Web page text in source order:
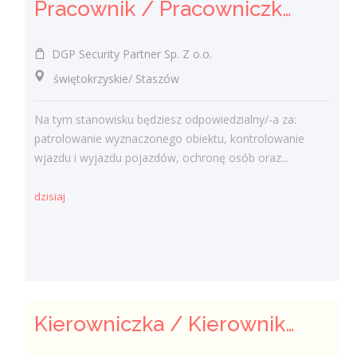
Pracownik / Pracowniczka Ochrony z Pozwoleniem na Broń
DGP Security Partner Sp. Z o.o.
świętokrzyskie/ Staszów
Na tym stanowisku będziesz odpowiedzialny/-a za:
patrolowanie wyznaczonego obiektu, kontrolowanie
wjazdu i wyjazdu pojazdów, ochronę osób oraz...
dzisiaj
Kierowniczka / Kierownik projektu – Elektroenergetyka